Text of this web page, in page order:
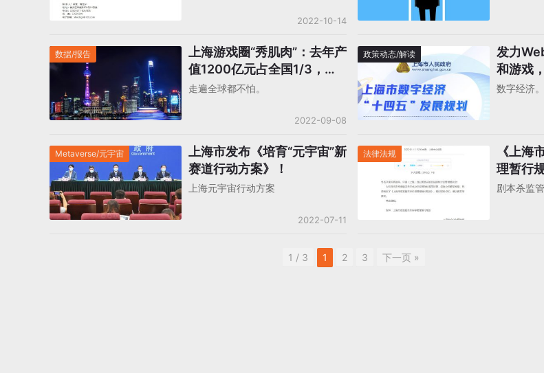
2022-10-14
数据/报告
上海游戏圈“秀肌肉”：去年产
值1200亿元占全国1/3，八
成靠自研游戏
走遍全球都不怕。
2022-09-08
政策动态/解读
发力
和游戏
字化转型
数字经济。
Metaverse/元宇宙
上海市发布《培育“元宇宙”新
赛道行动方案》！
上海元宇宙行动方案
2022-07-11
法律法规
《上海
理暂行
年3月1
剧本杀监管
1 / 3 1 2 3 下一页 »